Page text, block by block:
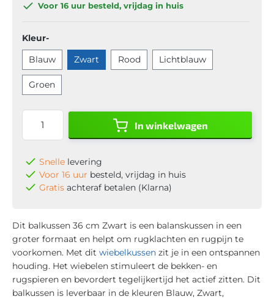
Voor 16 uur besteld, vrijdag in huis
Kleur-
Blauw
Zwart Rood Lichtblauw
Groen
In winkelwagen
Snelle levering
Voor 16 uur besteld, vrijdag in huis
Gratis achteraf betalen (Klarna)
Dit balkussen 36 cm Zwart is een balanskussen in een
groter formaat en helpt om rugklachten en rugpijn te
voorkomen. Met dit wiebelkussen zit je in een ontspannen
houding. Het wiebelen stimuleert de bekken- en
rugspieren en bevordert tegelijkertijd het actief zitten. Dit
balkussen is leverbaar in de kleuren Blauw, Zwart,